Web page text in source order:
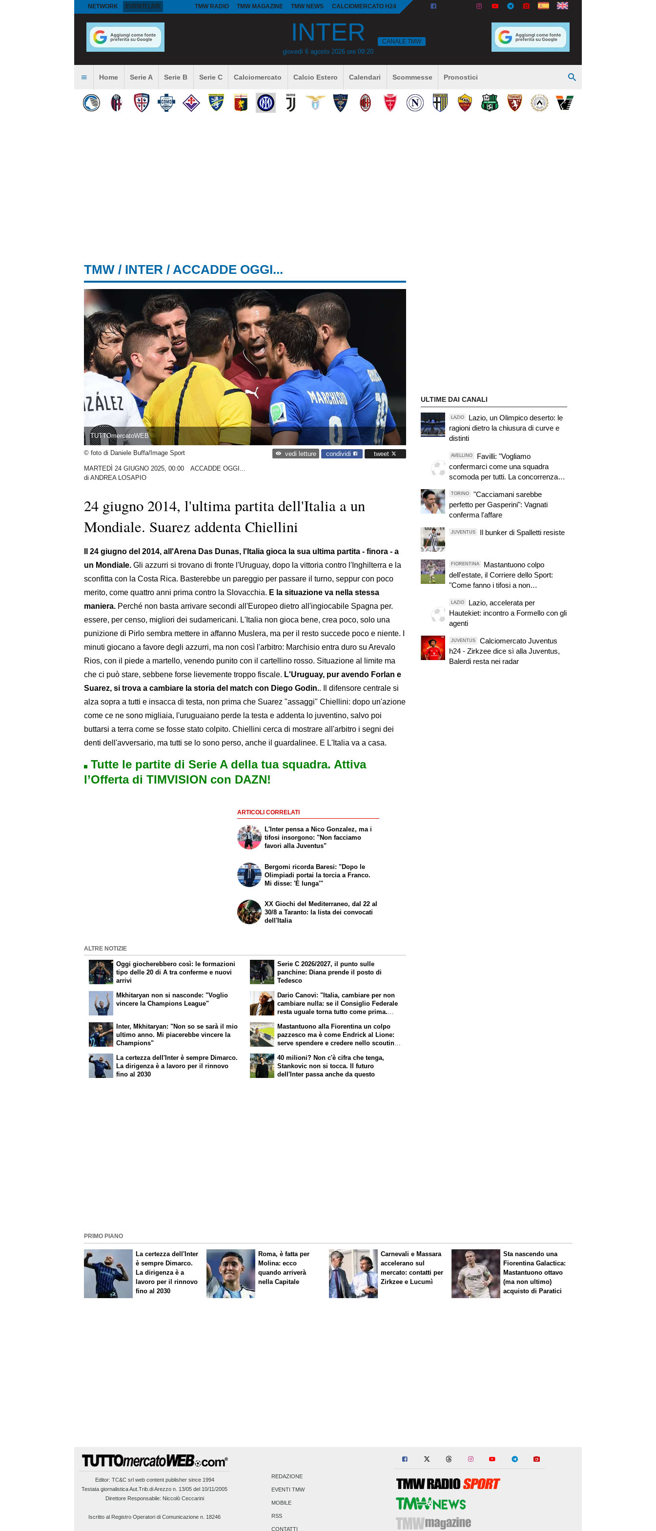
NETWORK EVENTI LIVE TMW RADIO TMW MAGAZINE TMW NEWS CALCIOMERCATO H24
INTER
giovedì 6 agosto 2026 ore 09:20
CANALE TMW
Home Serie A Serie B Serie C Calciomercato Calcio Estero Calendari Scommesse Pronostici
TMW / INTER / ACCADDE OGGI...
TUTTOmercatoWEB
© foto di Daniele Buffa/Image Sport vedi letture condividi tweet
MARTEDÌ 24 GIUGNO 2025, 00:00
ACCADDE OGGI...
di ANDREA LOSAPIO
24 giugno 2014, l'ultima partita dell'Italia a un
Mondiale. Suarez addenta Chiellini
Il 24 giugno del 2014, all'Arena Das Dunas, l'Italia gioca la sua ultima partita - finora - a
un Mondiale. Gli azzurri si trovano di fronte l'Uruguay, dopo la vittoria contro l'Inghilterra e la
sconfitta con la Costa Rica. Basterebbe un pareggio per passare il turno, seppur con poco
merito, come quattro anni prima contro la Slovacchia. E la situazione va nella stessa
maniera. Perché non basta arrivare secondi all'Europeo dietro all'ingiocabile Spagna per.
essere, per censo, migliori dei sudamericani. L'Italia non gioca bene, crea poco, solo una
punizione di Pirlo sembra mettere in affanno Muslera, ma per il resto succede poco e niente. I
minuti giocano a favore degli azzurri, ma non così l'arbitro: Marchisio entra duro su Arevalo
Rios, con il piede a martello, venendo punito con il cartellino rosso. Situazione al limite ma
che ci può stare, sebbene forse lievemente troppo fiscale. L'Uruguay, pur avendo Forlan e
Suarez, si trova a cambiare la storia del match con Diego Godin.. Il difensore centrale si
alza sopra a tutti e insacca di testa, non prima che Suarez "assaggi" Chiellini: dopo un'azione
come ce ne sono migliaia, l'uruguaiano perde la testa e addenta lo juventino, salvo poi
buttarsi a terra come se fosse stato colpito. Chiellini cerca di mostrare all'arbitro i segni dei
denti dell'avversario, ma tutti se lo sono perso, anche il guardalinee. E L'Italia va a casa.
Tutte le partite di Serie A della tua squadra. Attiva
l’Offerta di TIMVISION con DAZN!
ARTICOLI CORRELATI
L'Inter pensa a Nico Gonzalez, ma i
tifosi insorgono: "Non facciamo
favori alla Juventus"
Bergomi ricorda Baresi: "Dopo le
Olimpiadi portai la torcia a Franco.
Mi disse: 'È lunga'"
XX Giochi del Mediterraneo, dal 22 al
30/8 a Taranto: la lista dei convocati
dell'Italia
ALTRE NOTIZIE
Oggi giocherebbero così: le formazioni
tipo delle 20 di A tra conferme e nuovi
arrivi
Mkhitaryan non si nasconde: "Voglio
vincere la Champions League"
Serie C 2026/2027, il punto sulle
panchine: Diana prende il posto di
Tedesco
Dario Canovi: "Italia, cambiare per non
cambiare nulla: se il Consiglio Federale
resta uguale torna tutto come prima.
Inter, Mkhitaryan: "Non so se sarà il mio
ultimo anno. Mi piacerebbe vincere la
Champions"
La certezza dell'Inter è sempre Dimarco.
La dirigenza è a lavoro per il rinnovo
fino al 2030
Mastantuono alla Fiorentina un colpo
pazzesco ma è come Endrick al Lione:
serve spendere e credere nello scouting
attenzione perché qualcosa sta
cambiando davvero
40 milioni? Non c'è cifra che tenga,
Stankovic non si tocca. Il futuro
dell'Inter passa anche da questo
ULTIME DAI CANALI
LAZIO
Lazio, un Olimpico deserto: le
ragioni dietro la chiusura di curve e
distinti
AVELLINO
Favilli: "Vogliamo
confermarci come una squadra
scomoda per tutti. La concorrenza
TORINO
"Cacciamani sarebbe
perfetto per Gasperini": Vagnati
conferma l'affare
JUVENTUS Il bunker di Spalletti resiste
FIORENTINA
Mastantuono colpo
dell'estate, il Corriere dello Sport:
"Come fanno i tifosi a non
LAZIO
Lazio, accelerata per
Hautekiet: incontro a Formello con gli
agenti
JUVENTUS
Calciomercato Juventus
h24 - Zirkzee dice sì alla Juventus,
Balerdi resta nei radar
PRIMO PIANO
La certezza dell'Inter
è sempre Dimarco.
La dirigenza è a
lavoro per il rinnovo
fino al 2030
Roma, è fatta per
Molina: ecco
quando arriverà
nella Capitale
Carnevali e Massara
accelerano sul
mercato: contatti per
Zirkzee e Lucumì
Sta nascendo una
FiorentinaGalactica:
Mastantuono ottavo
(ma non ultimo)
acquisto di Paratici
Editor: TC&C srl web content publisher since 1994
Testata giornalistica Aut.Trib.di Arezzo n. 13/05 del 10/11/2005
Direttore Responsabile: Niccolò Ceccarini
Iscritto al Registro Operatori di Comunicazione n. 18246
REDAZIONE
EVENTI TMW
MOBILE
RSS
CONTATTI